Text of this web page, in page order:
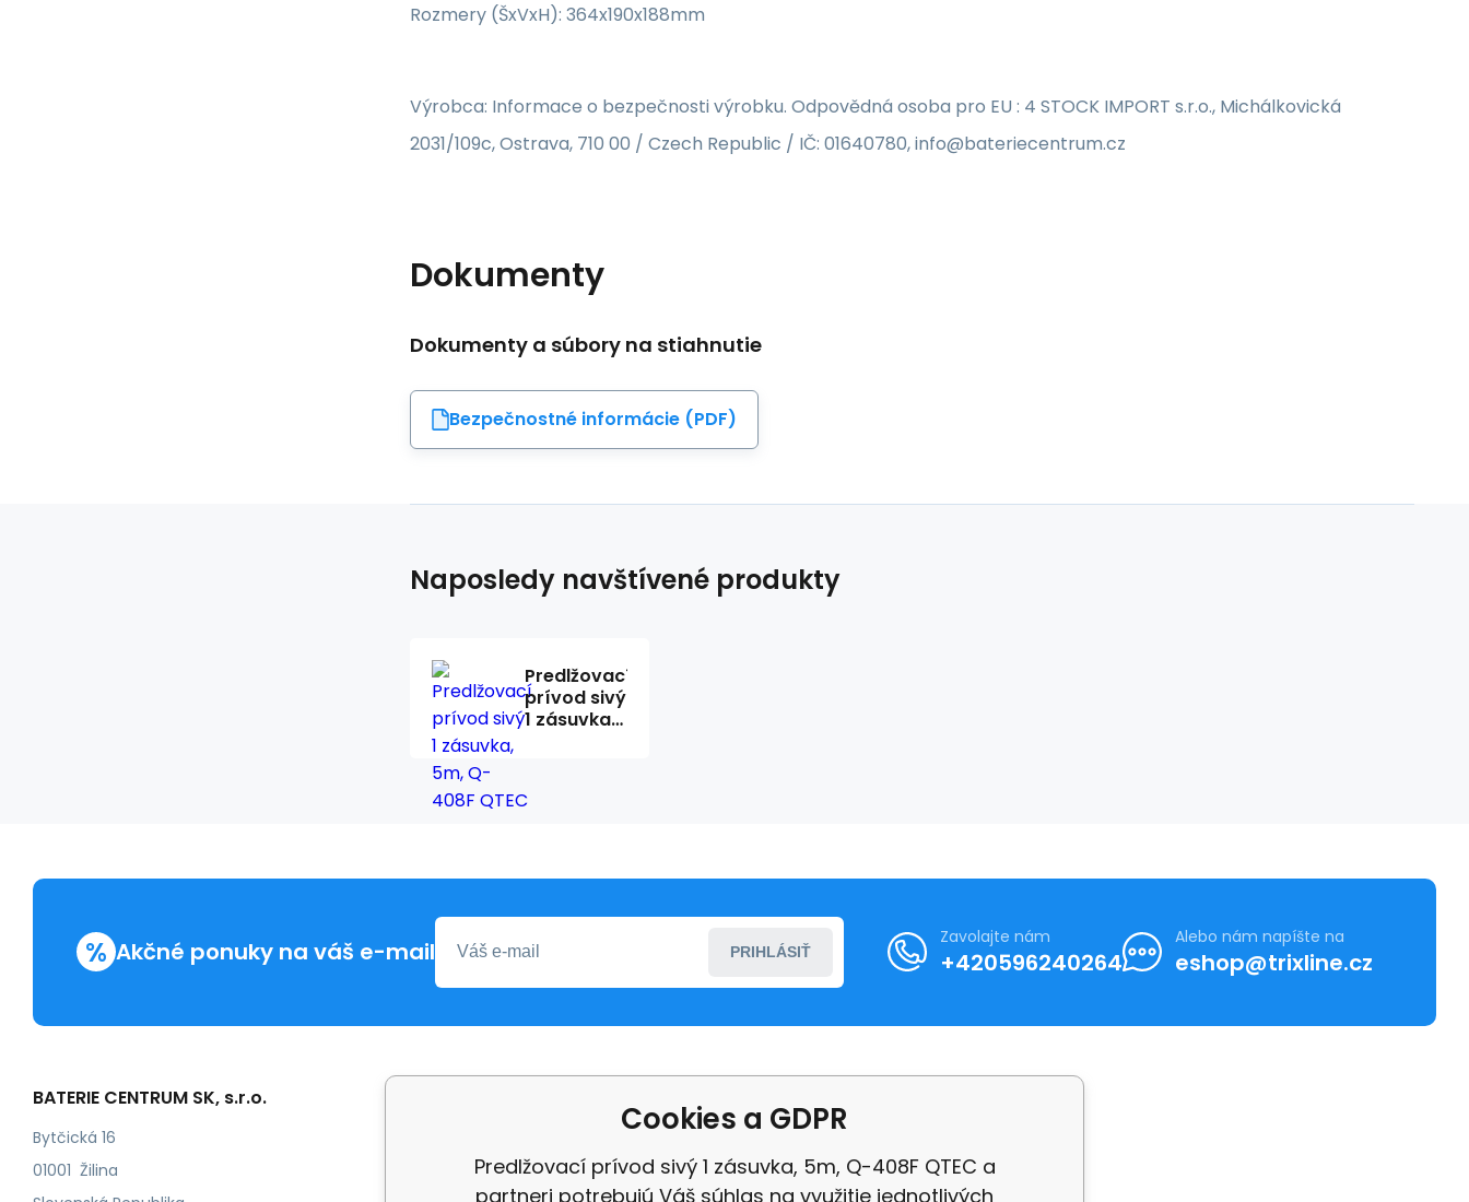
Rozmery (ŠxVxH): 364x190x188mm
Výrobca: Informace o bezpečnosti výrobku. Odpovědná osoba pro EU : 4 STOCK IMPORT s.r.o., Michálkovická
2031/109c, Ostrava, 710 00 / Czech Republic / IČ: 01640780, info@bateriecentrum.cz
Dokumenty
Dokumenty a súbory na stiahnutie
Bezpečnostné informácie (PDF)
Naposledy navštívené produkty
Predlžovací
prívod sivý
1 zásuvka,
% Akčné ponuky na váš e-mail PRIHLÁSIŤ
Zavolajte nám
+420596240264
Alebo nám napíšte na
eshop@trixline.cz
BATERIE CENTRUM SK, s.r.o.
Bytčická 16
01001 Žilina
Odstoupení od smlouvy
O nás
Ochrana osobních údajů GDPR
Cookies a GDPR
Predlžovací prívod sivý 1 zásuvka, 5m, Q-408F QTEC a
partneri potrebujú Váš súhlas na využitie jednotlivých